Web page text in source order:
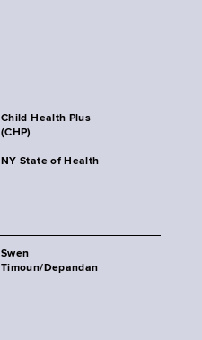
Child Health Plus
(CHP)
NY State of Health
Swen
Timoun/Depandan